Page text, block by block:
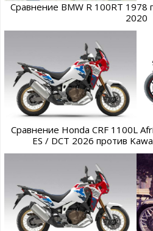
Сравнение BMW R 100RT 1978
2020
Сравнение Honda CRF 1100L
ES / DCT 2026 против